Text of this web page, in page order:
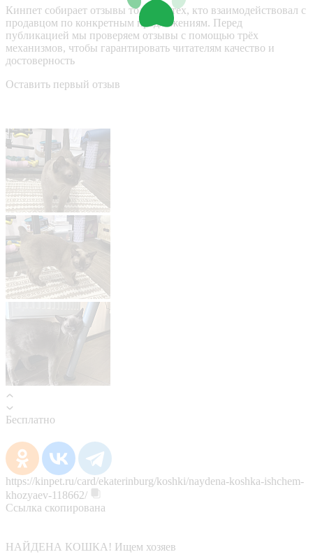
Кинпет собирает отзывы только у тех, кто взаимодействовал с
продавцом по конкретным предложениям. Перед
публикацией мы проверяем отзывы с помощью трёх
механизмов, чтобы гарантировать читателям качество и
достоверность
Оставить первый отзыв
Бесплатно
https://kinpet.ru/card/ekaterinburg/koshki/naydena-koshka-ishchem-
khozyaev-118662/
Ссылка скопирована
НАЙДЕНА КОШКА! Ищем хозяев